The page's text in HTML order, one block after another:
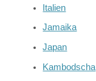
Italien
Jamaika
Japan
Kambodscha